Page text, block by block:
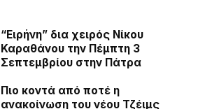
“Ειρήνη” δια χειρός Νίκου
Καραθάνου την Πέμπτη 3
Σεπτεμβρίου στην Πάτρα
Πιο κοντά από ποτέ η
ανακοίνωση του νέου Τζέιμς